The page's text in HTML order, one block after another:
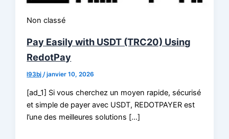
Non classé
Pay Easily with USDT (TRC20) Using
RedotPay
l93bj/janvier 10, 2026
[ad_1] Si vous cherchez un moyen rapide, sécurisé
et simple de payer avec USDT, REDOTPAYER est
l’une des meilleures solutions […]